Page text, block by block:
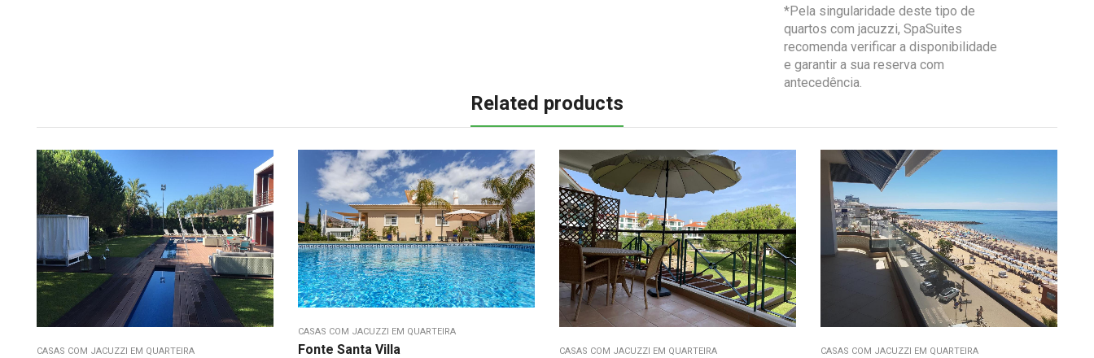
*Pela singularidade deste tipo de
quartos com jacuzzi, SpaSuites
recomenda verificar a disponibilidade
e garantir a sua reserva com
antecedência.
Related products
CASAS COM JACUZZI EM QUARTEIRA
CASAS COM JACUZZI EM QUARTEIRA
Fonte Santa Villa
CASAS COM JACUZZI EM QUARTEIRA CASAS COM JACUZZI EM QUARTEIRA